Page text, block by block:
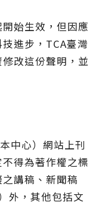
始生效，但因應
進步，TCA臺灣
改這份聲明，並
中心）網站上刊
得為著作權之標
講稿、新聞稿
外，其他包括文